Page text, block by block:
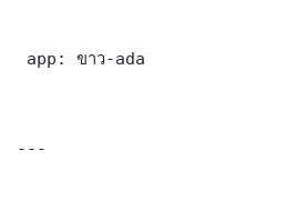
app: ขาว-ada
---